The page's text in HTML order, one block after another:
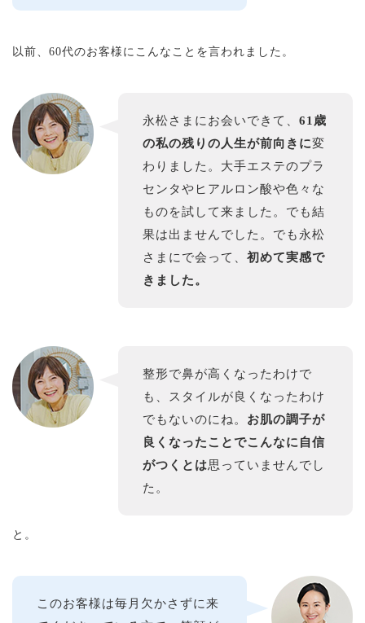
以前、60代のお客様にこんなことを言われました。
永松さまにお会いできて、 61歳
の私の残りの人生が前向きに変
わりました。大手エステのプラ
センタやヒアルロン酸や色々な
ものを試して来ました。でも結
果は出ませんでした。でも永松
さまにで会って、 初めて実感で
きました。
整形で鼻が高くなったわけで
も、スタイルが良くなったわけ
でもないのにね。 お肌の調子が
良くなったことでこんなに自信
がつくとは思っていませんでし
た。
と。
このお客様は毎月欠かさずに来